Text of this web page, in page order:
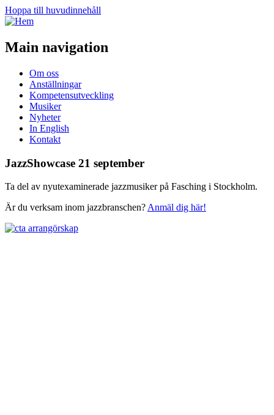
Hoppa till huvudinnehåll
Main navigation
Om oss
Anställningar
Kompetensutveckling
Musiker
Nyheter
In English
Kontakt
JazzShowcase 21 september
Ta del av nyutexaminerade jazzmusiker på Fasching i Stockholm.
Är du verksam inom jazzbranschen? Anmäl dig här!